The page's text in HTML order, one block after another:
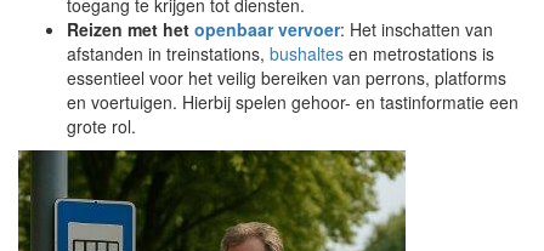
toegang te krijgen tot diensten.
Reizen met het openbaar vervoer: Het inschatten van
afstanden in treinstations, bushaltes en metrostations is
essentieel voor het veilig bereiken van perrons, platforms
en voertuigen. Hierbij spelen gehoor- en tastinformatie een
grote rol.